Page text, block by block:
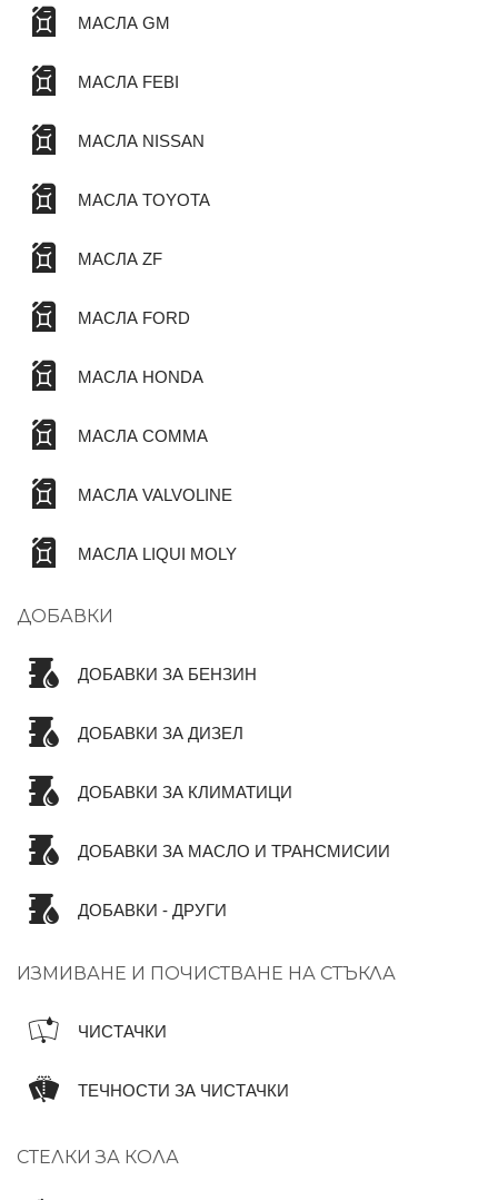
МАСЛА GM
МАСЛА FEBI
МАСЛА NISSAN
МАСЛА TOYOTA
МАСЛА ZF
МАСЛА FORD
МАСЛА HONDA
МАСЛА COMMA
МАСЛА VALVOLINE
МАСЛА LIQUI MOLY
ДОБАВКИ
ДОБАВКИ ЗА БЕНЗИН
ДОБАВКИ ЗА ДИЗЕЛ
ДОБАВКИ ЗА КЛИМАТИЦИ
ДОБАВКИ ЗА МАСЛО И ТРАНСМИСИИ
ДОБАВКИ - ДРУГИ
ИЗМИВАНЕ И ПОЧИСТВАНЕ НА СТЪКЛА
ЧИСТАЧКИ
ТЕЧНОСТИ ЗА ЧИСТАЧКИ
СТЕЛКИ ЗА КОЛА